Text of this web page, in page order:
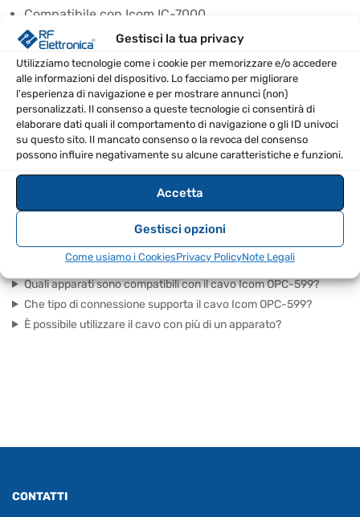
Gestisci la tua privacy
Utilizziamo tecnologie come i cookie per memorizzare e/o accedere
alle informazioni del dispositivo. Lo facciamo per migliorare
l'esperienza di navigazione e per mostrare annunci (non)
personalizzati. Il consenso a queste tecnologie ci consentirà di
elaborare dati quali il comportamento di navigazione o gli ID univoci
su questo sito. Il mancato consenso o la revoca del consenso
possono influire negativamente su alcune caratteristiche e funzioni.
Accetta
Gestisci opzioni
Come usiamo i CookiesPrivacy PolicyNote Legali
Compatibile con Icom IC-7000
Supporta Icom IC-78
Include adattamento per IC-718
Utilizzabile con Icom IC-7200
Compatibilità con IC-7410 e IC-9100
Adatta anche IC-706 MKIIG e IC-703
SPECIFICHE TECNICHE
FAQ – DOMANDE FREQUENTI
Quali apparati sono compatibili con il cavo Icom OPC-599?
Che tipo di connessione supporta il cavo Icom OPC-599?
È possibile utilizzare il cavo con più di un apparato?
CONTATTI